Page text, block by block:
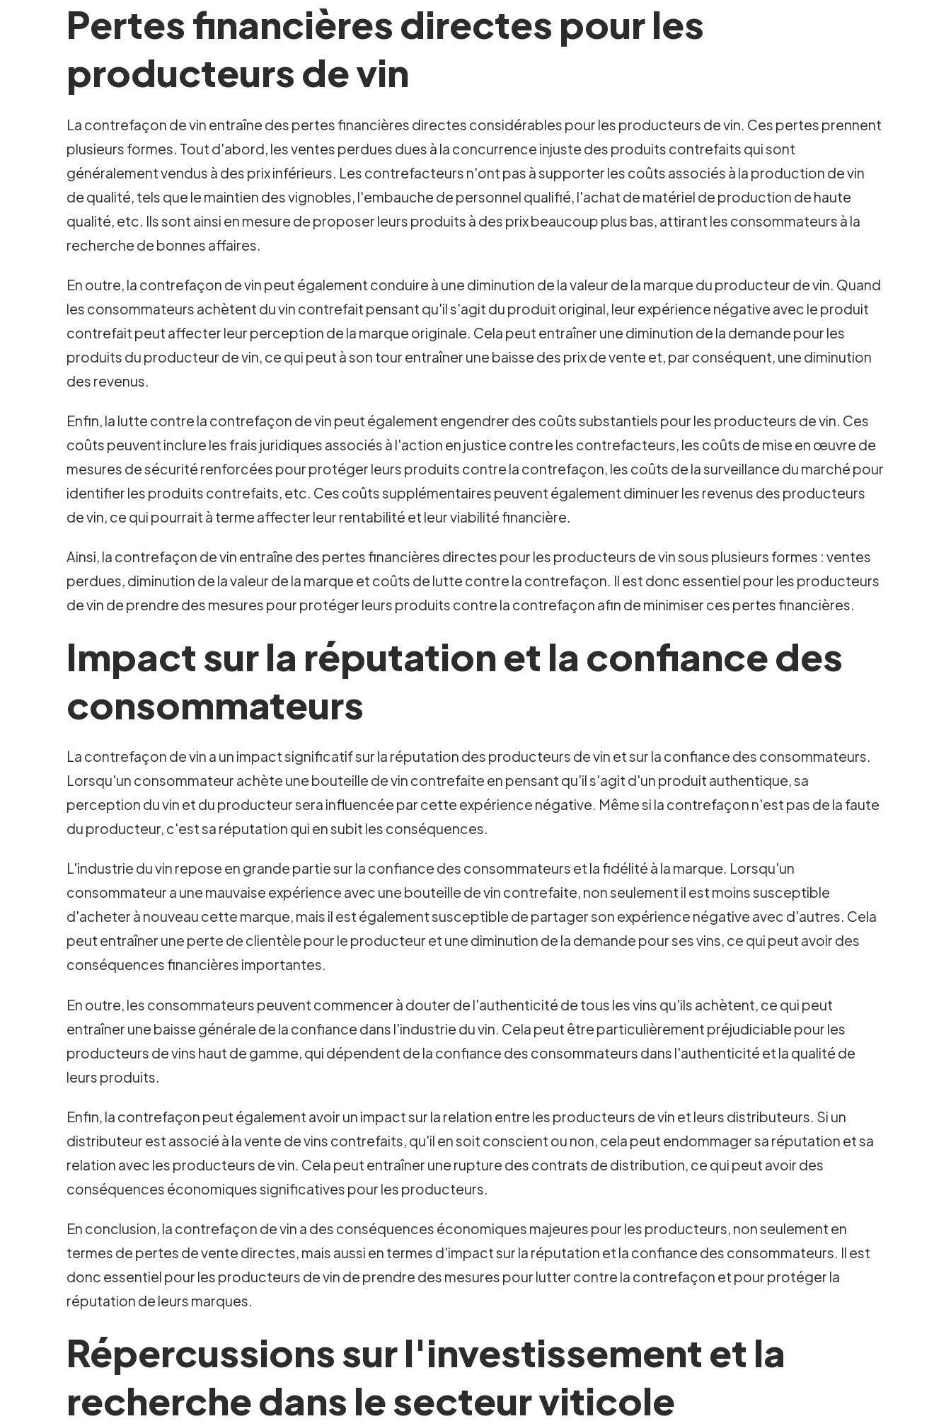
Pertes financières directes pour les
producteurs de vin
La contrefaçon de vin entraîne des pertes financières directes considérables pour les producteurs de vin. Ces pertes prennent
plusieurs formes. Tout d'abord, les ventes perdues dues à la concurrence injuste des produits contrefaits qui sont
généralement vendus à des prix inférieurs. Les contrefacteurs n'ont pas à supporter les coûts associés à la production de vin
de qualité, tels que le maintien des vignobles, l'embauche de personnel qualifié, l'achat de matériel de production de haute
qualité, etc. Ils sont ainsi en mesure de proposer leurs produits à des prix beaucoup plus bas, attirant les consommateurs à la
recherche de bonnes affaires.
En outre, la contrefaçon de vin peut également conduire à une diminution de la valeur de la marque du producteur de vin. Quand
les consommateurs achètent du vin contrefait pensant qu'il s'agit du produit original, leur expérience négative avec le produit
contrefait peut affecter leur perception de la marque originale. Cela peut entraîner une diminution de la demande pour les
produits du producteur de vin, ce qui peut à son tour entraîner une baisse des prix de vente et, par conséquent, une diminution
des revenus.
Enfin, la lutte contre la contrefaçon de vin peut également engendrer des coûts substantiels pour les producteurs de vin. Ces
coûts peuvent inclure les frais juridiques associés à l'action en justice contre les contrefacteurs, les coûts de mise en œuvre de
mesures de sécurité renforcées pour protéger leurs produits contre la contrefaçon, les coûts de la surveillance du marché pour
identifier les produits contrefaits, etc. Ces coûts supplémentaires peuvent également diminuer les revenus des producteurs
de vin, ce qui pourrait à terme affecter leur rentabilité et leur viabilité financière.
Ainsi, la contrefaçon de vin entraîne des pertes financières directes pour les producteurs de vin sous plusieurs formes : ventes
perdues, diminution de la valeur de la marque et coûts de lutte contre la contrefaçon. Il est donc essentiel pour les producteurs
de vin de prendre des mesures pour protéger leurs produits contre la contrefaçon afin de minimiser ces pertes financières.
Impact sur la réputation et la confiance des
consommateurs
La contrefaçon de vin a un impact significatif sur la réputation des producteurs de vin et sur la confiance des consommateurs.
Lorsqu'un consommateur achète une bouteille de vin contrefaite en pensant qu'il s'agit d'un produit authentique, sa
perception du vin et du producteur sera influencée par cette expérience négative. Même si la contrefaçon n'est pas de la faute
du producteur, c'est sa réputation qui en subit les conséquences.
L'industrie du vin repose en grande partie sur la confiance des consommateurs et la fidélité à la marque. Lorsqu'un
consommateur a une mauvaise expérience avec une bouteille de vin contrefaite, non seulement il est moins susceptible
d'acheter à nouveau cette marque, mais il est également susceptible de partager son expérience négative avec d'autres. Cela
peut entraîner une perte de clientèle pour le producteur et une diminution de la demande pour ses vins, ce qui peut avoir des
conséquences financières importantes.
En outre, les consommateurs peuvent commencer à douter de l'authenticité de tous les vins qu'ils achètent, ce qui peut
entraîner une baisse générale de la confiance dans l'industrie du vin. Cela peut être particulièrement préjudiciable pour les
producteurs de vins haut de gamme, qui dépendent de la confiance des consommateurs dans l'authenticité et la qualité de
leurs produits.
Enfin, la contrefaçon peut également avoir un impact sur la relation entre les producteurs de vin et leurs distributeurs. Si un
distributeur est associé à la vente de vins contrefaits, qu'il en soit conscient ou non, cela peut endommager sa réputation et sa
relation avec les producteurs de vin. Cela peut entraîner une rupture des contrats de distribution, ce qui peut avoir des
conséquences économiques significatives pour les producteurs.
En conclusion, la contrefaçon de vin a des conséquences économiques majeures pour les producteurs, non seulement en
termes de pertes de vente directes, mais aussi en termes d'impact sur la réputation et la confiance des consommateurs. Il est
donc essentiel pour les producteurs de vin de prendre des mesures pour lutter contre la contrefaçon et pour protéger la
réputation de leurs marques.
Répercussions sur l'investissement et la
recherche dans le secteur viticole